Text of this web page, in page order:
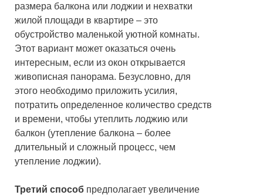
размера балкона или лоджии и нехватки
жилой площади в квартире – это
обустройство маленькой уютной комнаты.
Этот вариант может оказаться очень
интересным, если из окон открывается
живописная панорама. Безусловно, для
этого необходимо приложить усилия,
потратить определенное количество средств
и времени, чтобы утеплить лоджию или
балкон (утепление балкона – более
длительный и сложный процесс, чем
утепление лоджии).
Третий способ предполагает увеличение